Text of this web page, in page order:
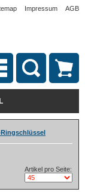
Impressum AGB
Artikel pro Seite: